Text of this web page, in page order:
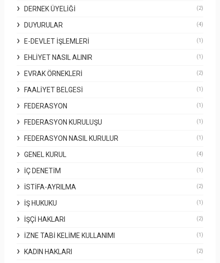
DERNEK ÜYELIĞI (2)
DUYURULAR (4)
E-DEVLET İŞLEMLERI (1)
EHLIYET NASIL ALINIR (1)
EVRAK ÖRNEKLERI (2)
FAALIYET BELGESI (1)
FEDERASYON (1)
FEDERASYON KURULUŞU (1)
FEDERASYON NASIL KURULUR (1)
GENEL KURUL (4)
İÇ DENETIM (1)
İSTIFA-AYRILMA (2)
İŞ HUKUKU (1)
İŞÇI HAKLARI (2)
İZNE TABI KELIME KULLANIMI (1)
KADIN HAKLARI (2)